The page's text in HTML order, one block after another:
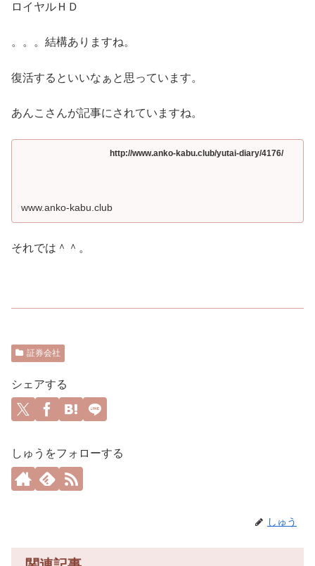
ロイヤルＨＤ
。。。結構ありますね。
復活するといいなぁと思っています。
あんこさんが記事にされていますね。
http://www.anko-kabu.club/yutai-diary/4176/
www.anko-kabu.club
それでは＾＾。
証券会社
シェアする
しゅうをフォローする
しゅう